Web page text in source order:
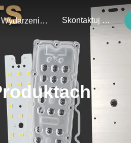
Wydarzenia Skontaktuj Się Z Nami